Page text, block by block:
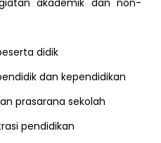
akademik dan non-
didik
dan kependidikan
prasarana sekolah
pendidikan